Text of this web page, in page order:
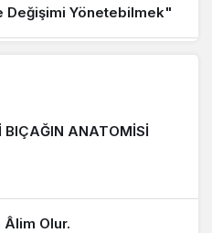
Değişimi Yönetebilmek"
Hayatın Ritminde
BIÇAĞIN ANATOMİSİ
Olur.